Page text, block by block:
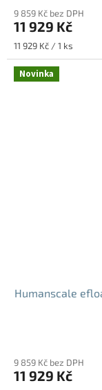
9 859 Kč bez DPH
11 929 Kč
Měrná
cena:
11 929 Kč / 1 ks
Novinka
Humanscale
9 859 Kč bez DPH
11 929 Kč